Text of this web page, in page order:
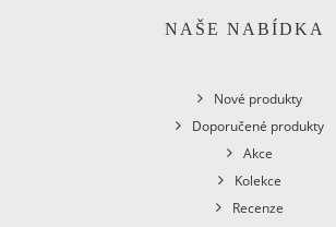
NAŠE NABÍDKA
Nové produkty
Doporučené produkty
Akce
Kolekce
Recenze